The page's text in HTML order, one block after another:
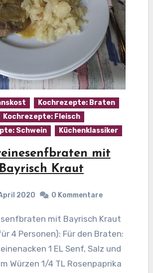
Kochrezepte: Braten
Kochrezepte: Fleisch
Schwein
Küchenklassiker
mit
Bayrisch Kraut
2020 0 Kommentare
4 Personen): Für den Braten:
1 EL Senf, Salz und
Würzen 1/4 TL Rosenpaprika